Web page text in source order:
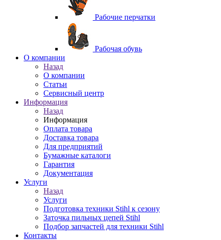
Рабочие перчатки
Рабочая обувь
O компании
Назад
O компании
Статьи
Сервисный центр
Информация
Назад
Информация
Оплата товара
Доставка товара
Для предприятий
Бумажные каталоги
Гарантия
Документация
Услуги
Назад
Услуги
Подготовка техники Stihl к сезону
Заточка пильных цепей Stihl
Подбор запчастей для техники Stihl
Контакты